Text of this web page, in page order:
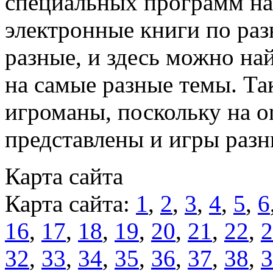
электронные книги по
разные, и здесь можно
на самые разные темы.
игроманы, поскольку на
представлены и игры
Карта сайта
Карта сайта: 1, 2, 3, 4, 5, 6
16, 17, 18, 19, 20, 21, 22,
32, 33, 34, 35, 36, 37, 38,